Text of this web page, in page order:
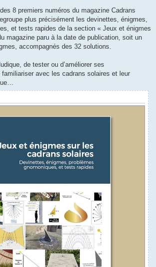
8 premiers numéros du magazine Cadrans
plus précisément les devinettes, énigmes,
et tests rapides de la section « Jeux et énigmes
magazine paru à la date de publication, soit un
accompagnés des 32 solutions.
de tester ou d’améliorer ses
avec les cadrans solaires et leur